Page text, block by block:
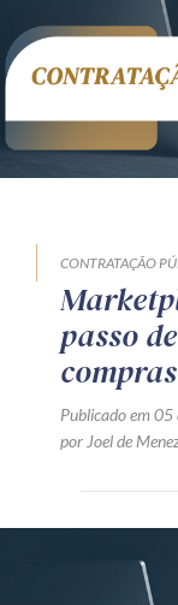
CONTRATAÇÃO
passo
Publicado em
por Joel de